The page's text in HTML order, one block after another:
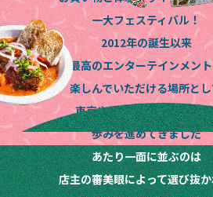
一大フェスティバル！
2012年の誕生以来
最高のエンターテインメン
楽しんでいただける場所と
東京や関西、東海や北海道
歩みを進めてきました
あたり一面に並ぶのは
店主の審美眼によって選び抜